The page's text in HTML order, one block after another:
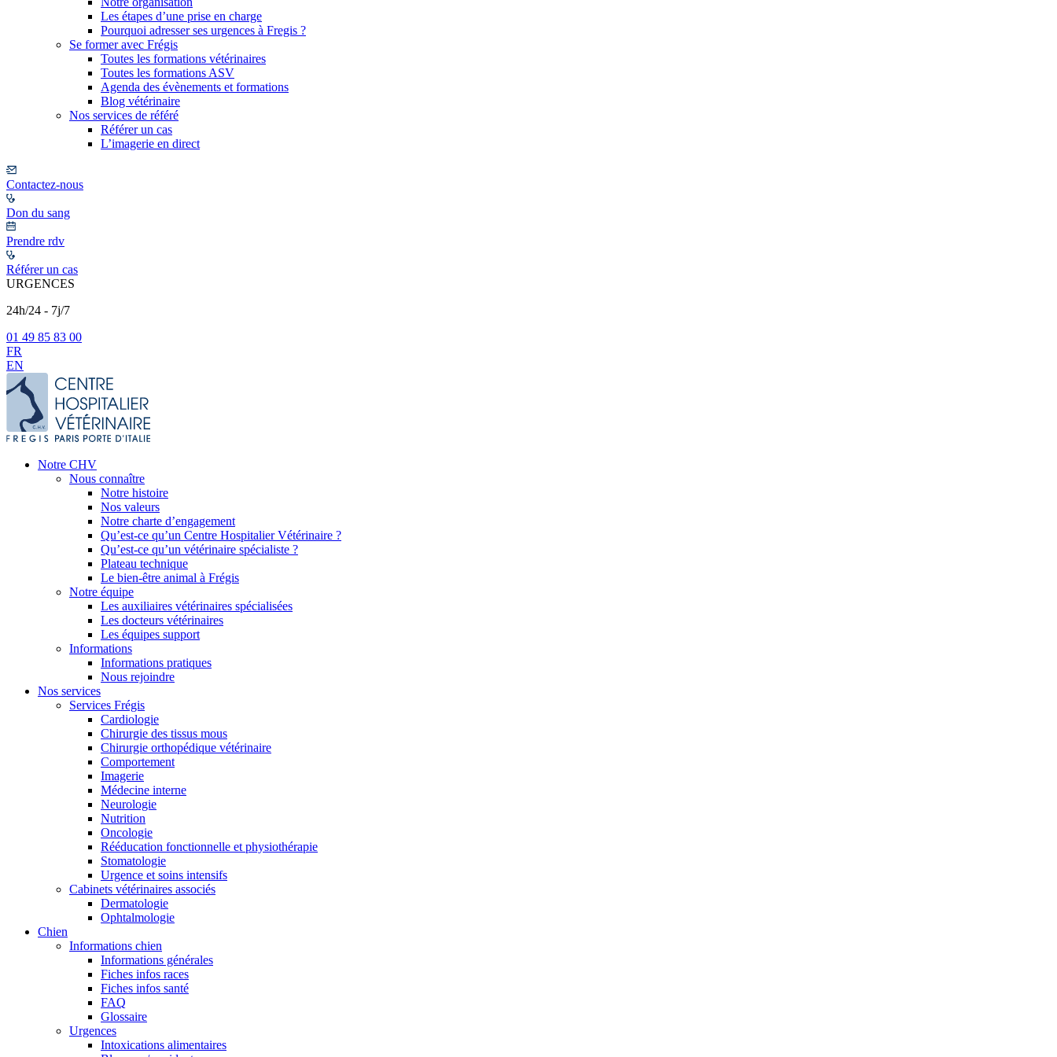
Les étapes d’une prise en charge
Pourquoi adresser ses urgences à Fregis ?
Se former avec Frégis
Toutes les formations vétérinaires
Toutes les formations ASV
Agenda des évènements et formations
Blog vétérinaire
Nos services de référé
Référer un cas
L’imagerie en direct
Contactez-nous
Don du sang
Prendre rdv
Référer un cas
URGENCES
24h/24 - 7j/7
01 49 85 83 00
FR
EN
Notre CHV
Nous connaître
Notre histoire
Nos valeurs
Notre charte d’engagement
Qu’est-ce qu’un Centre Hospitalier Vétérinaire ?
Qu’est-ce qu’un vétérinaire spécialiste ?
Plateau technique
Le bien-être animal à Frégis
Notre équipe
Les auxiliaires vétérinaires spécialisées
Les docteurs vétérinaires
Les équipes support
Informations
Informations pratiques
Nous rejoindre
Nos services
Services Frégis
Cardiologie
Chirurgie des tissus mous
Chirurgie orthopédique vétérinaire
Comportement
Imagerie
Médecine interne
Neurologie
Nutrition
Oncologie
Rééducation fonctionnelle et physiothérapie
Stomatologie
Urgence et soins intensifs
Cabinets vétérinaires associés
Dermatologie
Ophtalmologie
Chien
Informations chien
Informations générales
Fiches infos races
Fiches infos santé
FAQ
Glossaire
Urgences
Intoxications alimentaires